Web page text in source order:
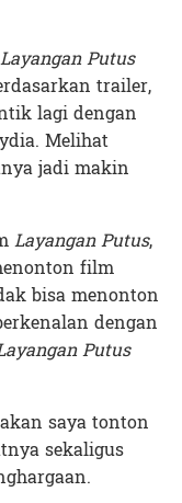
Layangan Putus
trailer,
lagi dengan
Melihat
jadi makin
Layangan Putus,
film
bisa menonton
dengan
Putus
saya tonton
sekaligus